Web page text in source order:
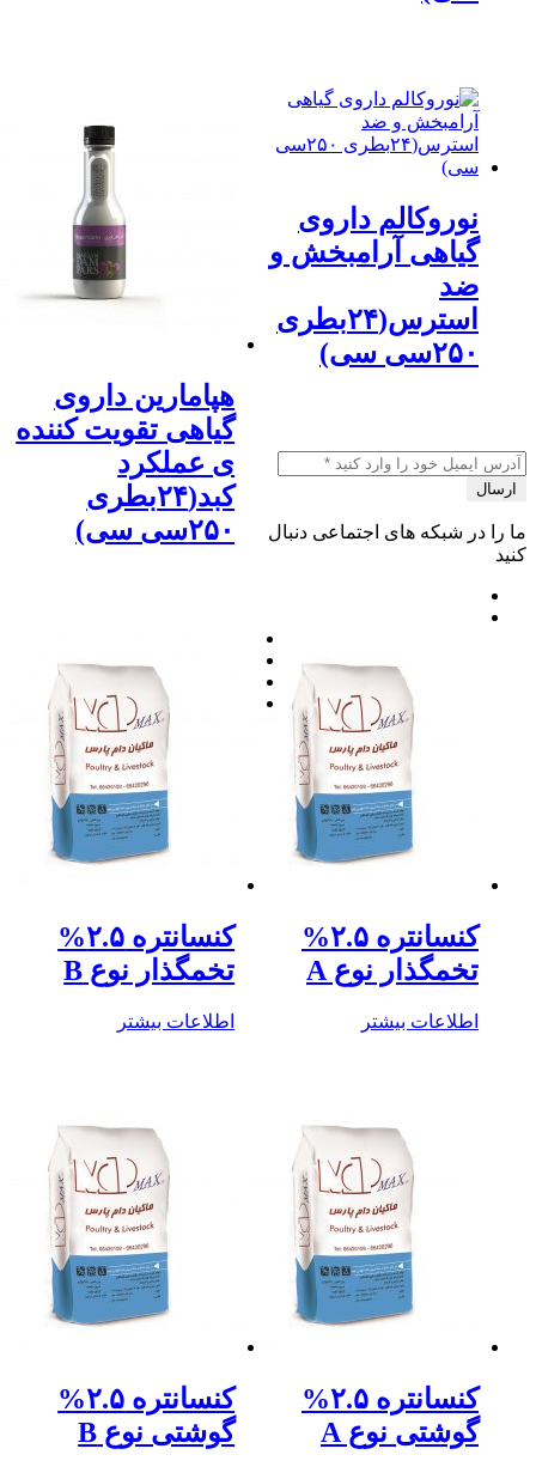
نوروکالم داروی
گیاهی آرامبخش و
ضد
استرس(۲۴بطری
۲۵۰سی سی)
هپامارین داروی
گیاهی تقویت کننده
ی عملکرد
کبد(۲۴بطری
۲۵۰سی سی)
کنسانتره ۲.۵%
تخمگذار نوع A
اطلاعات بیشتر
کنسانتره ۲.۵%
تخمگذار نوع B
اطلاعات بیشتر
کنسانتره ۲.۵%
گوشتی نوع A
کنسانتره ۲.۵%
گوشتی نوع B
را در شبکه های اجتماعی دنبال